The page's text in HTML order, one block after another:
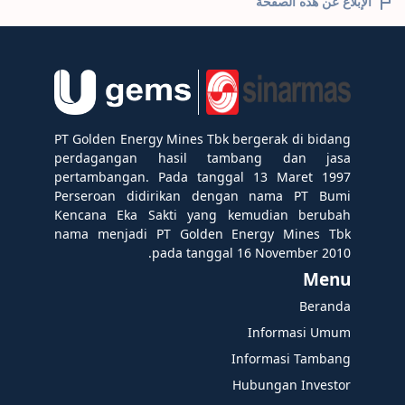
PT Golden Energy Mines Tbk bergerak di bidang
perdagangan hasil tambang dan jasa
pertambangan. Pada tanggal 13 Maret 1997
Perseroan didirikan dengan nama PT Bumi
Kencana Eka Sakti yang kemudian berubah
nama menjadi PT Golden Energy Mines Tbk
pada tanggal 16 November 2010.
Menu
Beranda
Informasi Umum
Informasi Tambang
Hubungan Investor